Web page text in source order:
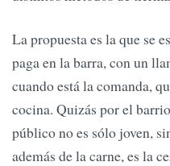
La propuesta es la que se
paga en la barra, con un
cuando está la comanda,
cocina. Quizás por el
público no es sólo joven,
además de la carne, es la